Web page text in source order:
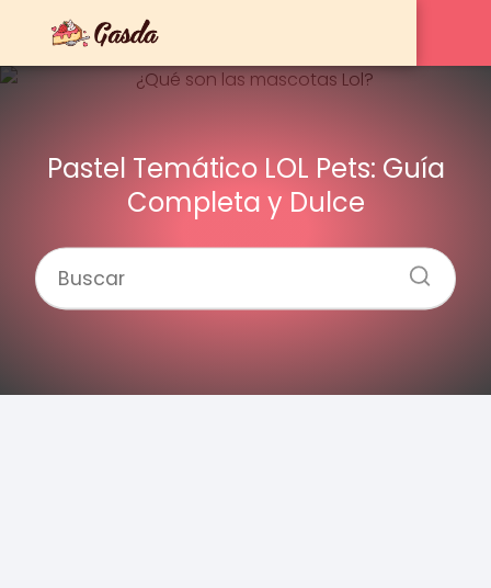
Pastel Temático LOL Pets: Guía
Completa y Dulce